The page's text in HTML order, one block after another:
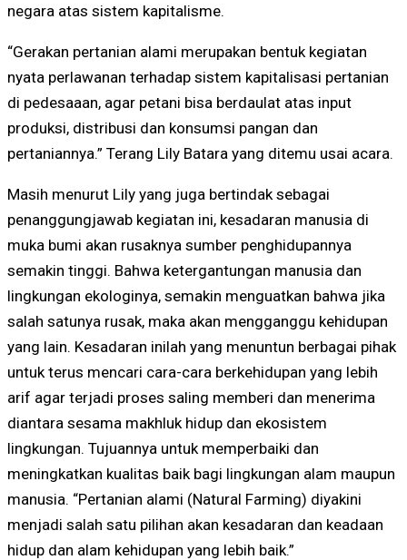
negara atas sistem kapitalisme.
“Gerakan pertanian alami merupakan bentuk kegiatan
nyata perlawanan terhadap sistem kapitalisasi pertanian
di pedesaaan, agar petani bisa berdaulat atas input
produksi, distribusi dan konsumsi pangan dan
pertaniannya.” Terang Lily Batara yang ditemu usai acara.
Masih menurut Lily yang juga bertindak sebagai
penanggungjawab kegiatan ini, kesadaran manusia di
muka bumi akan rusaknya sumber penghidupannya
semakin tinggi. Bahwa ketergantungan manusia dan
lingkungan ekologinya, semakin menguatkan bahwa jika
salah satunya rusak, maka akan mengganggu kehidupan
yang lain. Kesadaran inilah yang menuntun berbagai pihak
untuk terus mencari cara-cara berkehidupan yang lebih
arif agar terjadi proses saling memberi dan menerima
diantara sesama makhluk hidup dan ekosistem
lingkungan. Tujuannya untuk memperbaiki dan
meningkatkan kualitas baik bagi lingkungan alam maupun
manusia. “Pertanian alami (Natural Farming) diyakini
menjadi salah satu pilihan akan kesadaran dan keadaan
hidup dan alam kehidupan yang lebih baik.”